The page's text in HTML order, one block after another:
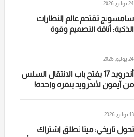
24 يوليو, 2026
سامسونج تقتحم عالم النظارات
الذكية: أناقة التصميم وقوة
24 يوليو, 2026
أندرويد 17 يفتح باب الانتقال السلس
من آيفون لأندرويد بنقرة واحدة!
13 يوليو, 2026
تحول تاريخي: ميتا تطلق اشتراك